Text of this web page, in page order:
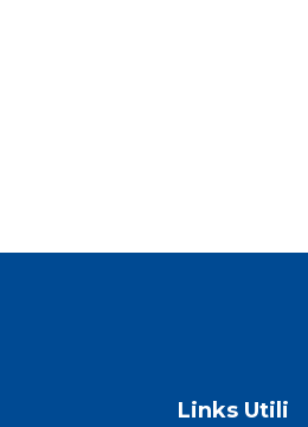
Links Utili